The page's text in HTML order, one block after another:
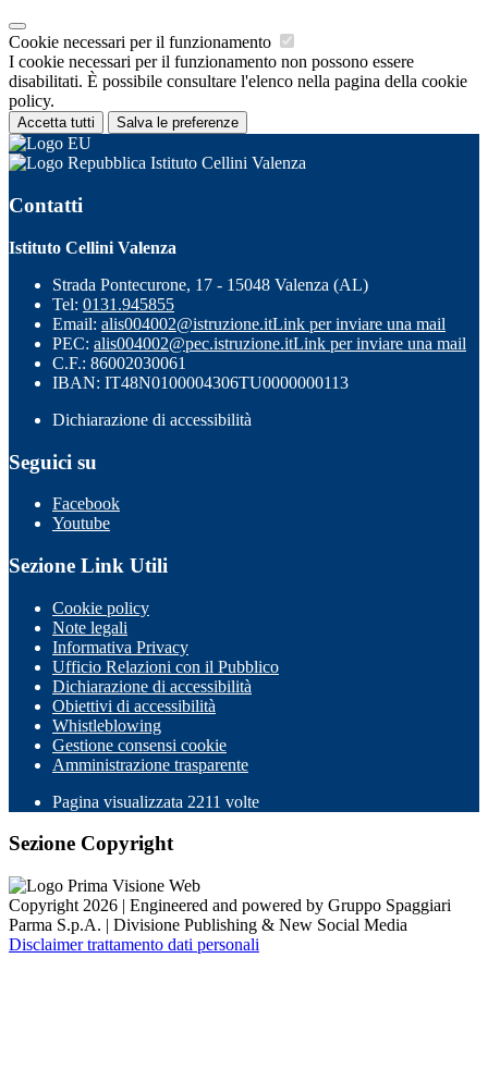
Cookie necessari per il funzionamento
I cookie necessari per il funzionamento non possono essere
disabilitati. È possibile consultare l'elenco nella pagina della cookie
policy.
Accetta tutti Salva le preferenze
Istituto Cellini Valenza
Contatti
Istituto Cellini Valenza
Strada Pontecurone, 17 - 15048 Valenza (AL)
Tel: 0131.945855
Email: alis004002@istruzione.itLink per inviare una mail
PEC: alis004002@pec.istruzione.itLink per inviare una mail
C.F.: 86002030061
IBAN: IT48N0100004306TU0000000113
Dichiarazione di accessibilità
Seguici su
Facebook
Youtube
Sezione Link Utili
Cookie policy
Note legali
Informativa Privacy
Ufficio Relazioni con il Pubblico
Dichiarazione di accessibilità
Obiettivi di accessibilità
Whistleblowing
Gestione consensi cookie
Amministrazione trasparente
Pagina visualizzata 2211 volte
Sezione Copyright
Copyright 2026 | Engineered and powered by Gruppo Spaggiari
Parma S.p.A. | Divisione Publishing & New Social Media
Disclaimer trattamento dati personali